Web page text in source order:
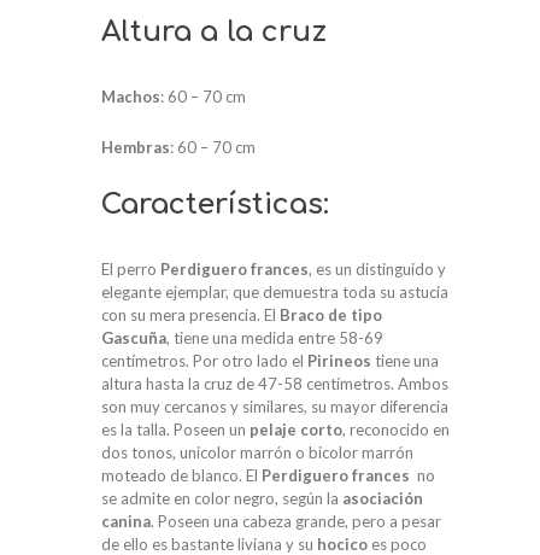
Altura a la cruz
Machos: 60 – 70 cm
Hembras: 60 – 70 cm
Características:
El perro Perdiguero frances, es un distinguido y
elegante ejemplar, que demuestra toda su astucia
con su mera presencia. El Braco de tipo
Gascuña, tiene una medida entre 58-69
centímetros. Por otro lado el Pirineos tiene una
altura hasta la cruz de 47-58 centímetros. Ambos
son muy cercanos y similares, su mayor diferencia
es la talla. Poseen un pelaje corto, reconocido en
dos tonos, unicolor marrón o bicolor marrón
moteado de blanco. El Perdiguero frances no
se admite en color negro, según la asociación
canina. Poseen una cabeza grande, pero a pesar
de ello es bastante liviana y su hocico es poco